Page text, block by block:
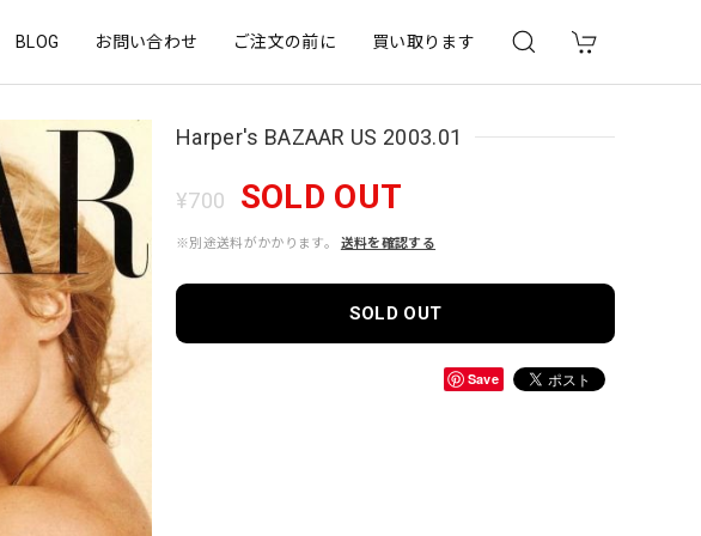
BLOG お問い合わせ ご注文の前に 買い取ります
Harper's BAZAAR US 2003.01
¥700 SOLD OUT
※別途送料がかかります。 送料を確認する
SOLD OUT
Save